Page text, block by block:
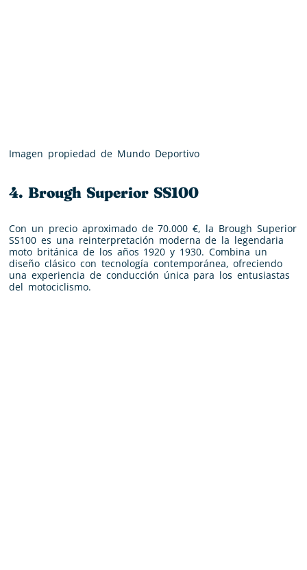
Imagen propiedad de Mundo Deportivo
4. Brough Superior SS100
Con un precio aproximado de 70.000 €, la Brough Superior
SS100 es una reinterpretación moderna de la legendaria
moto británica de los años 1920 y 1930. Combina un
diseño clásico con tecnología contemporánea, ofreciendo
una experiencia de conducción única para los entusiastas
del motociclismo.